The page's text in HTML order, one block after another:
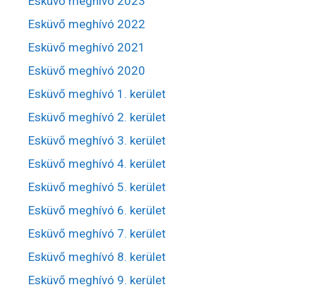
Esküvő meghívó 2022
Esküvő meghívó 2021
Esküvő meghívó 2020
Esküvő meghívó 1. kerület
Esküvő meghívó 2. kerület
Esküvő meghívó 3. kerület
Esküvő meghívó 4. kerület
Esküvő meghívó 5. kerület
Esküvő meghívó 6. kerület
Esküvő meghívó 7. kerület
Esküvő meghívó 8. kerület
Esküvő meghívó 9. kerület